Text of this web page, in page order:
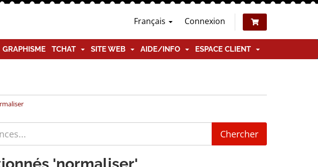
Français Connexion
GRAPHISME TCHAT SITE WEB AIDE/INFO ESPACE CLIENT